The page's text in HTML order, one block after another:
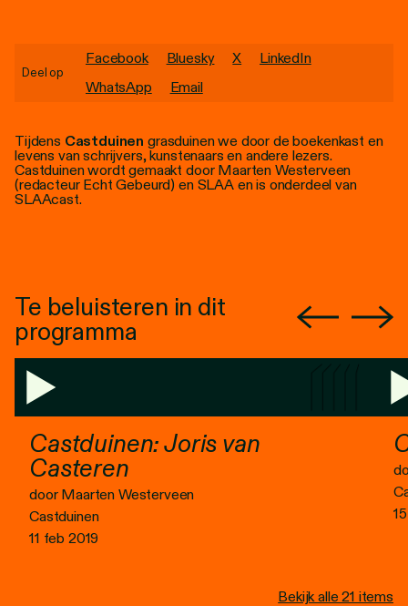
Tijdens Castduinen grasduinen we door de boekenkast en
levens van schrijvers, kunstenaars en andere lezers.
Castduinen wordt gemaakt door Maarten Westerveen
(redacteur Echt Gebeurd) en SLAA en is onderdeel van
SLAAcast.
Deel op
Facebook Bluesky X
LinkedIn
WhatsApp
Email
Te beluisteren in dit
programma
Castduinen: Joris van
Casteren
door Maarten Westerveen
Castduinen
11 feb 2019
Bekijk alle 21 items
Toegankelijkheid
Stadsdichter